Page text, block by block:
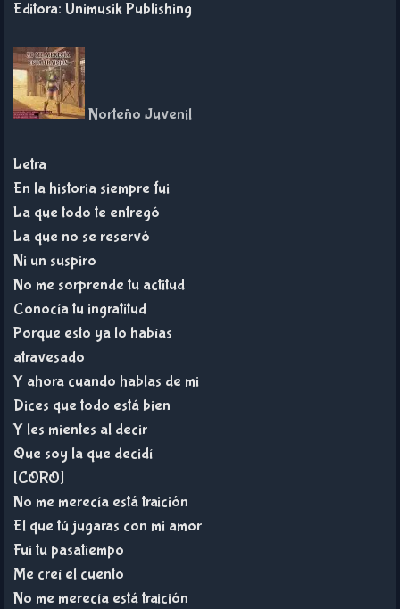
Editora: Unimusik Publishing
Norteño Juvenil
Letra
En la historia siempre fui
La que todo te entregó
La que no se reservó
Ni un suspiro
No me sorprende tu actitud
Conocía tu ingratitud
Porque esto ya lo habías
atravesado
Y ahora cuando hablas de mi
Dices que todo está bien
Y les mientes al decir
Que soy la que decidí
[CORO]
No me merecía está traición
El que tú jugaras con mi amor
Fui tu pasatiempo
Me creí el cuento
No me merecía está traición